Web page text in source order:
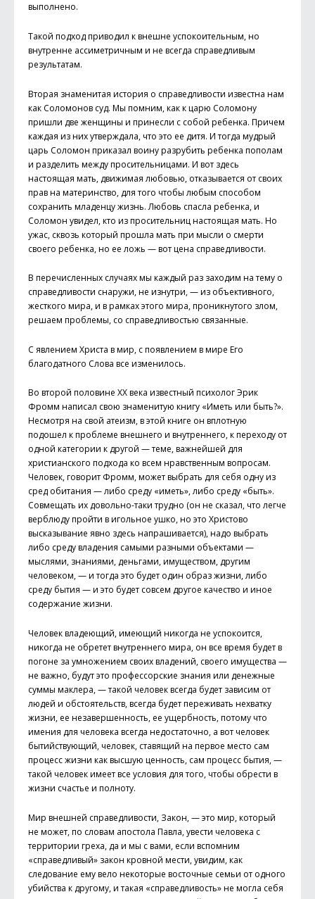
выполнено.
Такой подход приводил к внешне успокоительным, но
внутренне ассиметричным и не всегда справедливым
результатам.
Вторая знаменитая история о справедливости известна нам
как Соломонов суд. Мы помним, как к царю Соломону
пришли две женщины и принесли с собой ребенка. Причем
каждая из них утверждала, что это ее дитя. И тогда мудрый
царь Соломон приказал воину разрубить ребенка пополам
и разделить между просительницами. И вот здесь
настоящая мать, движимая любовью, отказывается от своих
прав на материнство, для того чтобы любым способом
сохранить младенцу жизнь. Любовь спасла ребенка, и
Соломон увидел, кто из просительниц настоящая мать. Но
ужас, сквозь который прошла мать при мысли о смерти
своего ребенка, но ее ложь — вот цена справедливости.
В перечисленных случаях мы каждый раз заходим на тему о
справедливости снаружи, не изнутри, — из объективного,
жесткого мира, и в рамках этого мира, проникнутого злом,
решаем проблемы, со справедливостью связанные.
С явлением Христа в мир, с появлением в мире Его
благодатного Слова все изменилось.
Во второй половине XX века известный психолог Эрик
Фромм написал свою знаменитую книгу «Иметь или быть?».
Несмотря на свой атеизм, в этой книге он вплотную
подошел к проблеме внешнего и внутреннего, к переходу от
одной категории к другой — теме, важнейшей для
христианского подхода ко всем нравственным вопросам.
Человек, говорит Фромм, может выбрать для себя одну из
сред обитания — либо среду «иметь», либо среду «быть».
Совмещать их довольно-таки трудно (он не сказал, что легче
верблюду пройти в игольное ушко, но это Христово
высказывание явно здесь напрашивается), надо выбрать
либо среду владения самыми разными объектами —
мыслями, знаниями, деньгами, имуществом, другим
человеком, — и тогда это будет один образ жизни, либо
среду бытия — и это будет совсем другое качество и иное
содержание жизни.
Человек владеющий, имеющий никогда не успокоится,
никогда не обретет внутреннего мира, он все время будет в
погоне за умножением своих владений, своего имущества —
не важно, будут это профессорские знания или денежные
суммы маклера, — такой человек всегда будет зависим от
людей и обстоятельств, всегда будет переживать нехватку
жизни, ее незавершенность, ее ущербность, потому что
имения для человека всегда недостаточно, а вот человек
бытийствующий, человек, ставящий на первое место сам
процесс жизни как высшую ценность, сам процесс бытия, —
такой человек имеет все условия для того, чтобы обрести в
жизни счастье и полноту.
Мир внешней справедливости, Закон, — это мир, который
не может, по словам апостола Павла, увести человека с
территории греха, да и мы с вами, если вспомним
«справедливый» закон кровной мести, увидим, как
следование ему вело некоторые восточные семьи от одного
убийства к другому, и такая «справедливость» не могла себя